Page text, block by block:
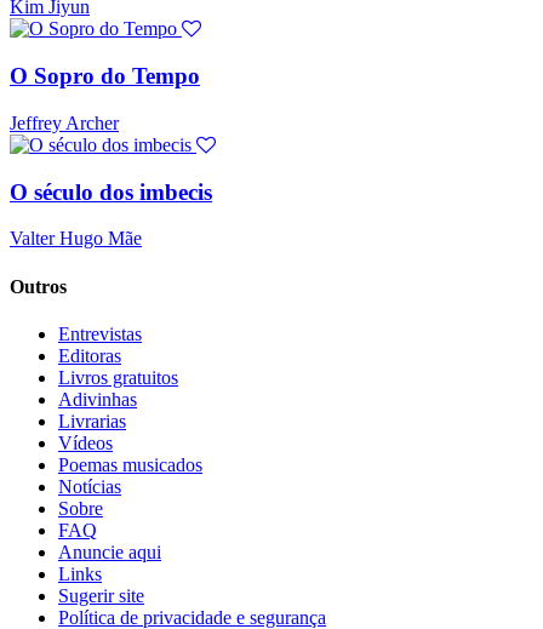
Kim Jiyun
O Sopro do Tempo
Jeffrey Archer
O século dos imbecis
Valter Hugo Mãe
Outros
Entrevistas
Editoras
Livros gratuitos
Adivinhas
Livrarias
Vídeos
Poemas musicados
Notícias
Sobre
FAQ
Anuncie aqui
Links
Sugerir site
Política de privacidade e segurança